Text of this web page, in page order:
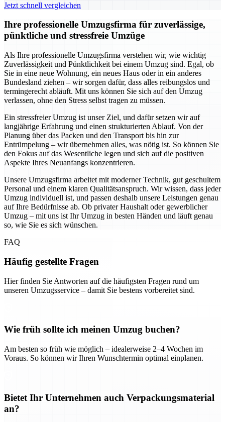
Jetzt schnell vergleichen
Ihre professionelle Umzugsfirma für zuverlässige,
pünktliche und stressfreie Umzüge
Als Ihre professionelle Umzugsfirma verstehen wir, wie wichtig
Zuverlässigkeit und Pünktlichkeit bei einem Umzug sind. Egal, ob
Sie in eine neue Wohnung, ein neues Haus oder in ein anderes
Bundesland ziehen – wir sorgen dafür, dass alles reibungslos und
termingerecht abläuft. Mit uns können Sie sich auf den Umzug
verlassen, ohne den Stress selbst tragen zu müssen.
Ein stressfreier Umzug ist unser Ziel, und dafür setzen wir auf
langjährige Erfahrung und einen strukturierten Ablauf. Von der
Planung über das Packen und den Transport bis hin zur
Entrümpelung – wir übernehmen alles, was nötig ist. So können Sie
den Fokus auf das Wesentliche legen und sich auf die positiven
Aspekte Ihres Neuanfangs konzentrieren.
Unsere Umzugsfirma arbeitet mit moderner Technik, gut geschultem
Personal und einem klaren Qualitätsanspruch. Wir wissen, dass jeder
Umzug individuell ist, und passen deshalb unsere Leistungen genau
auf Ihre Bedürfnisse ab. Ob privater Haushalt oder gewerblicher
Umzug – mit uns ist Ihr Umzug in besten Händen und läuft genau
so, wie Sie es sich wünschen.
FAQ
Häufig gestellte Fragen
Hier finden Sie Antworten auf die häufigsten Fragen rund um
unseren Umzugsservice – damit Sie bestens vorbereitet sind.
Wie früh sollte ich meinen Umzug buchen?
Am besten so früh wie möglich – idealerweise 2–4 Wochen im
Voraus. So können wir Ihren Wunschtermin optimal einplanen.
Bietet Ihr Unternehmen auch Verpackungsmaterial
an?